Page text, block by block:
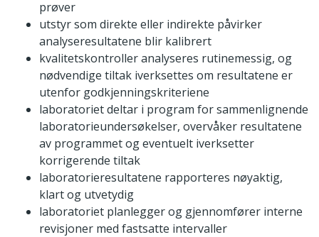
prøver
utstyr som direkte eller indirekte påvirker
analyseresultatene blir kalibrert
kvalitetskontroller analyseres rutinemessig, og
nødvendige tiltak iverksettes om resultatene er
utenfor godkjenningskriteriene
laboratoriet deltar i program for sammenlignende
laboratorieundersøkelser, overvåker resultatene
av programmet og eventuelt iverksetter
korrigerende tiltak
laboratorieresultatene rapporteres nøyaktig,
klart og utvetydig
laboratoriet planlegger og gjennomfører interne
revisjoner med fastsatte intervaller